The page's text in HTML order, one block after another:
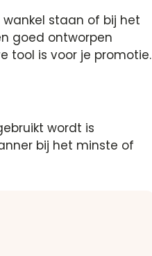
staan of bij het
goed ontworpen
tool is voor je promotie.
wordt is
bij het minste of